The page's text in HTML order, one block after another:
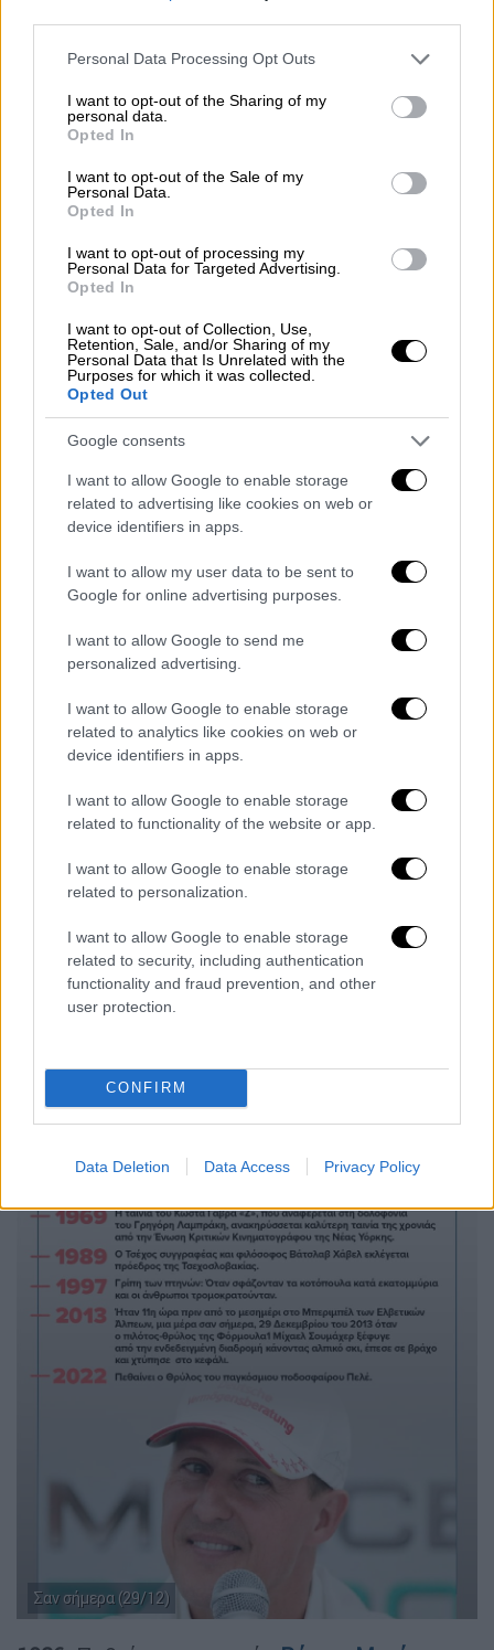
Please note that this website/app uses one or more Google
not limited to your visit or usage behaviour. You may click to
grant or deny consent to Google and its third-party tags to
use your data for below specified purposes in below Google
consent section.
Personal Data Processing Opt Outs
I want to opt-out of the Sharing of my
personal data.
Opted In
I want to opt-out of the Sale of my
Personal Data.
Opted In
I want to opt-out of processing my
Personal Data for Targeted Advertising.
Opted In
I want to opt-out of Collection, Use,
Retention, Sale, and/or Sharing of my
Personal Data that Is Unrelated with the
Purposes for which it was collected.
Opted Out
Google consents
I want to allow Google to enable storage
related to advertising like cookies on web or
device identifiers in apps.
I want to allow my user data to be sent to
Google for online advertising purposes.
I want to allow Google to send me
personalized advertising.
I want to allow Google to enable storage
related to analytics like cookies on web or
device identifiers in apps.
I want to allow Google to enable storage
related to functionality of the website or app.
I want to allow Google to enable storage
related to personalization.
I want to allow Google to enable storage
related to security, including authentication
functionality and fraud prevention, and other
user protection.
CONFIRM
Data Deletion Data Access Privacy Policy
που υπέστη τον οδήγησε σε κώμα και
χρειάστηκε άμεση νευροχειρουργική
επέμβαση. Βρίσκεται σε κρίσιμη
νευροχειρουργικές επεμβάσεις. Τον Ιούνιο
του 2014, ο Σουμάχερ, πήρε εξιτήριο από το
νοσοκομείο της Γκρενόμπλ και από τότε
παραμένει εν ζωή μεν, δίχως ποτέ να έχει
διακριβωθεί η πραγματική κατάσταση της
υγείας του, δε. Γράφονται πολλά κι
ακούγονται περισσότερα, όπως το ότι κάθε
εβδομάδα θεραπείας του «Σούμι» κοστίζει
191.000 ευρώ, και τα πάντα γόνονται στον
ειδικά διαμορωμένο χώρο του σπιτιού του
στην Ελβετία. Όλα είναι εικασίες και πολλά
από αυτά υπερβολές που προσδοκούν στην
άγρα αναγνωστών. Τίποτα δεν έχει
διαρρεύσει από το σπίτι-νοσοκομείο-
φρούριο.
Πριν από έναν μήνα, ο πρώην επικεφαλής
επιχειρήσεων της Red Bull, Ρίτσαρντ
δήλωσε πως ο Σουμάχερ δεν θα είναι ποτέ
ξανά καλά για να κάνει δημόσια
πρόσφατα» είπε. «Ξέρω ότι ο Μίχαελ έχει
έναν φινλανδό προσωπικό γιατρό· δεν
νομίζω ότι θα τον ξαναδούμε». Η κατάσταση
της υγείας του επτά φορές παγκόσμιου
πρωταθλητή παραμένει μυστική εδώ και 12
χρόνια. Η ουσία είναι ότι, ο Μίχαελ
Σουμάχερ (το) παλεύει ακόμα!
Επίσης σαν σήμερα…
Σαν σήμερα (29/12)